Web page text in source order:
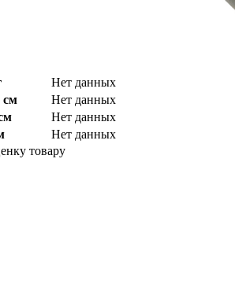
Нет данных
см
Нет данных
Нет данных
Нет данных
товару